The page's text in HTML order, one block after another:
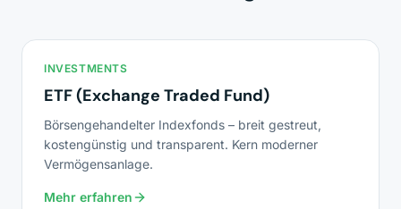
INVESTMENTS
ETF (Exchange Traded Fund)
Börsengehandelter Indexfonds – breit gestreut,
kostengünstig und transparent. Kern moderner
Vermögensanlage.
Mehr erfahren